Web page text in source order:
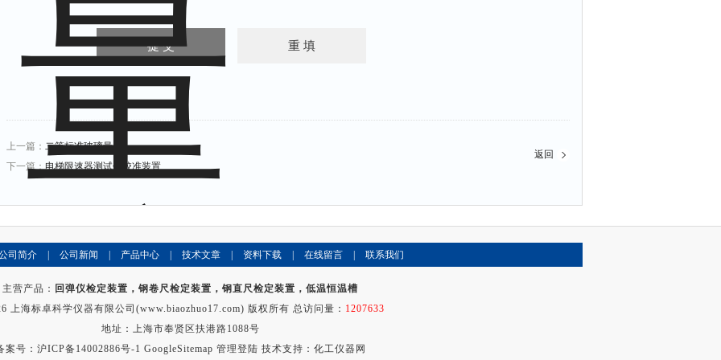
上一篇： 二等标准玻璃量器
下一篇：电梯限速器测试仪校准装置
返回
司简介 公司新闻 产品中心 技术文章 资料下载 在线留言 联系我们
主营产品： 回弹仪检定装置，钢卷尺检定装置，钢直尺检定装置，低温恒温槽
上海标卓科学仪器有限公司(www.biaozhuo17.com) 版权所有 总访问量： 1207633
地址：上海市奉贤区扶港路1088号
案号： 沪ICP备14002886号-1 GoogleSitemap 管理登陆 技术支持： 化工仪器网